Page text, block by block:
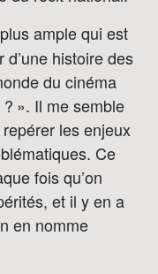
ample qui est
histoire des
du cinéma
». Il me semble
les enjeux
Ce
fois qu’on
et il y en a
en nomme